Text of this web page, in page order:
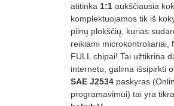
atitinka 1:1 aukščiausia
komplektuojamos tik iš
pilnų plokščių, kurias
reikiami microkontroliariai,
FULL chipai! Tai užtikrina
internetu, galima išsipirkti
SAE J2534 paskyras
programavimui) tai yra